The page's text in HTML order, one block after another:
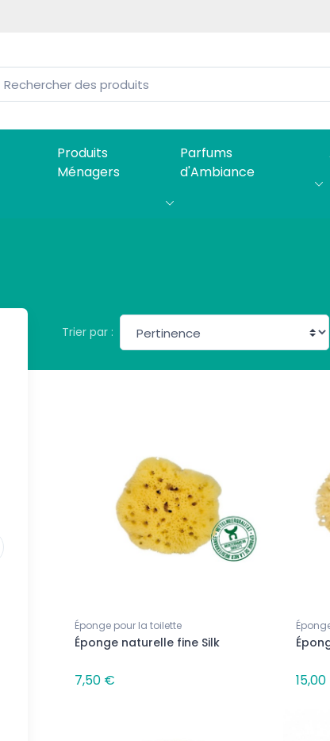
Produits
Ménagers
Parfums
d'Ambiance
Bougies Parfumées
Bougie parfumée - Bouquet de
Bougies Parfumées
Bougie parfumée -
Lotus
Trier par :
Éponge pour la toilette
Éponge naturelle fine Silk
7,50 €